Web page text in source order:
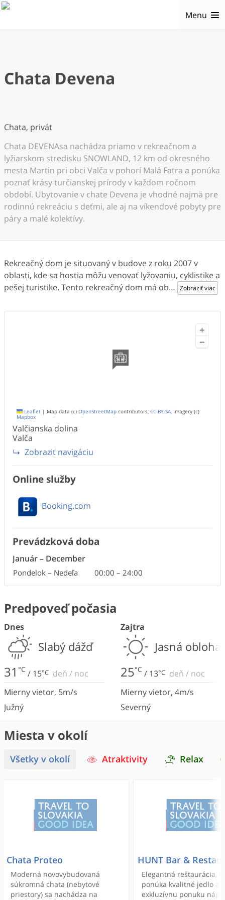
Menu
Chata Devena
Chata, privát
Chata DEVENAsa nachádza priamo v rekreačnom a
lyžiarskom stredisku SNOWLAND, 12 km od okresného
mesta Martin pri obci Valča v pohorí Malá Fatra a ponúka
poznať krásy turčianskej prírody v každom ročnom
období. Ubytovanie v chate Devena je vhodné najmä pre
rodinnú rekreáciu s deťmi, ale aj na víkendové pobyty pre
páry a malé kolektívy.
Rekreačný dom je situovaný v budove z roku 2007 v
oblasti, kde sa hostia môžu venovať lyžovaniu, cyklistike a
pešej turistike. Tento rekreačný dom má ob… Zobraziť viac
+
−
Leaflet | Map data (c) OpenStreetMap contributors, CC-BY-SA, Imagery (c)
Mapbox
Valčianska dolina
Valča
Zobraziť navigáciu
Online služby
Booking.com
Prevádzková doba
Január– December
Pondelok – Nedeľa 00:00 – 24:00
Predpoveď počasia
Dnes
Slabý dážď
31 °C / 15°C deň / noc
Mierny vietor, 5m/s
Južný
Zajtra
Jasná obloha
25°C / 13°C deň / noc
Mierny vietor, 4m/s
Severný
Miesta v okolí
Všetky v okolí Atraktivity Relax
Chata Proteo
Moderná novovybudovaná
súkromná chata (nebytové
priestory) sa nachádza na
HUNT Bar &
Elegantná reštaurácia,
ponúka kvalitné jedlo a
exkluzívnu ponuku